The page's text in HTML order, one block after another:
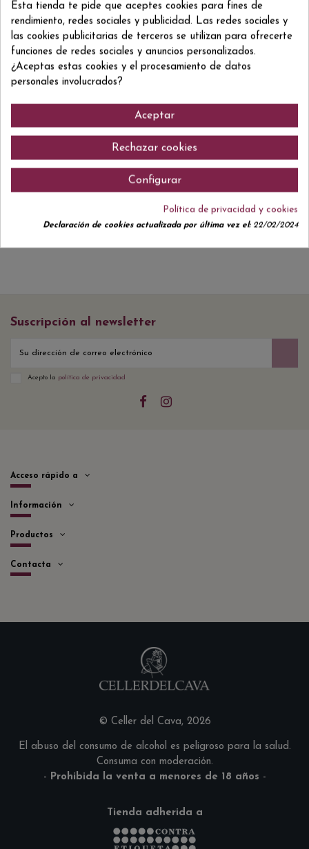
Reviews
TEMPRANILLO - MAZUELO - GARNACHA
Comentarios (0)
No hay reseñas de clientes en este momento.
Suscripción al newsletter
Acepto la política de privacidad
Acceso rápido a
Información
Productos
Contacta
© Celler del Cava, 2026
El abuso del consumo de alcohol es peligroso para la salud.
Consuma con moderación.
- Prohibida la venta a menores de 18 años -
Tienda adherida a
Esta tienda te pide que aceptes cookies para fines de
rendimiento, redes sociales y publicidad. Las redes sociales y
las cookies publicitarias de terceros se utilizan para ofrecerte
funciones de redes sociales y anuncios personalizados.
¿Aceptas estas cookies y el procesamiento de datos
personales involucrados?
Aceptar
Rechazar cookies
Configurar
Política de privacidad y cookies
Declaración de cookies actualizada por última vez el:22/02/2024